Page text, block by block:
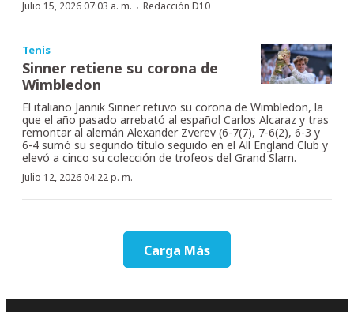
Julio 15, 2026 07:03 a. m. · Redacción D10
Tenis
Sinner retiene su corona de
Wimbledon
El italiano Jannik Sinner retuvo su corona de Wimbledon, la
que el año pasado arrebató al español Carlos Alcaraz y tras
remontar al alemán Alexander Zverev (6-7(7), 7-6(2), 6-3 y
6-4 sumó su segundo título seguido en el All England Club y
elevó a cinco su colección de trofeos del Grand Slam.
Julio 12, 2026 04:22 p. m.
Carga Más